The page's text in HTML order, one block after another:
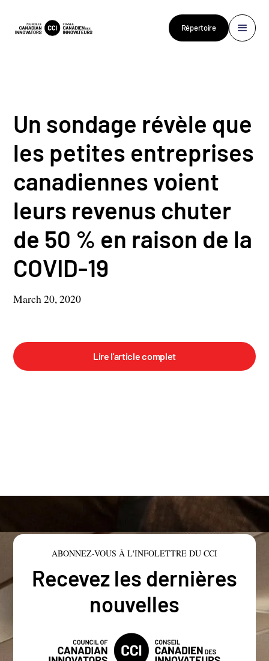
Répertoire
Un sondage révèle que
les petites entreprises
canadiennes voient
leurs revenus chuter
de 50 % en raison de la
COVID-19
March 20, 2020
Lire l'article complet
ABONNEZ-VOUS À L'INFOLETTRE DU CCI
Recevez les dernières
nouvelles